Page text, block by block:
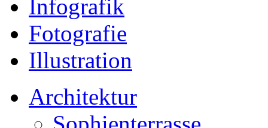
Infografik
Fotografie
Illustration
Architektur